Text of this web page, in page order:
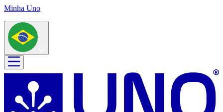
Minha Uno